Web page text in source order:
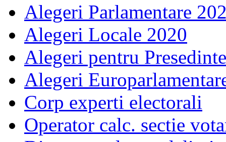
Alegeri Parlamentare
Alegeri Locale 2020
Alegeri pentru
Alegeri
Corp experti electorali
Operator calc. sectie